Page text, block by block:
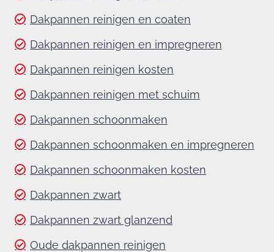
Dakpannen reinigen en coaten
Dakpannen reinigen en impregneren
Dakpannen reinigen kosten
Dakpannen reinigen met schuim
Dakpannen schoonmaken
Dakpannen schoonmaken en impregneren
Dakpannen schoonmaken kosten
Dakpannen zwart
Dakpannen zwart glanzend
Oude dakpannen reinigen